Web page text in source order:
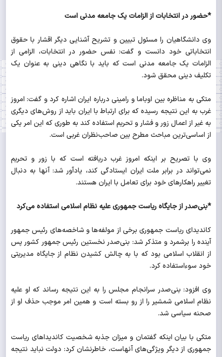
*حضور در انتخابات از الزامات یک جامعه مدنی است
وی دانشگاهیان را مسئول تبیین و تشریح آشنایی دیگر اقشار با حقوق
انتخاباتی خود دانست و گفت: نفس حضور در انتخابات، الزامی از
الزامات یک جامعه مدنی است که باید با نگاهی دینی به عنوان یک
تکلیف دینی محقق شود.
متکی به مناظره بین اوباما و رامینی درباره ایران اشاره کرد و گفت: امروز
غرب به این نتیجه رسیده که برای ارتباط با ایران باید از روش‌های دیگری
به غیر از اعمال زور و فشار و تحریم استفاده کند به طوری که این امر یکی
از اساسی‌ترین مباحث مطرح بین صاحب‌نظران غربی است.
وی با تصریح بر اینکه امروز غرب دریافته است که با زور و تحریم
نمی‌تواند در برابر ملت ایران ایستادگی کند، یادآور شد: آنها به دنبال
تغییر راهکارهای خود برای تعامل با ایران هستند.
*بنی‌صدر از جایگاه ریاست جمهوری علیه نظام اسلامی استفاده می‌کرد
کاندیدای ریاست جمهوری برخی از مولفه‌ها و شاخصه‌های رئیس جمهور
آینده را برشمرد و متذکر شد: بنی‌صدر نخستین رئیس جمهور کشور پس
از انقلاب اسلامی بود که با به چالش کشیدن نظام از جایگاه مدیریتی
خود سوءاستفاده کرد.
وی افزود: بنی‌صدر سرانجام مجلس را به این نتیجه رساند که او علیه
نظام اسلامی شمشیر را از رو بسته است و همین امر موجب حذف او از
صحنه سیاسی شد.
متکی با بیان اینکه گفتمان و میزان جذبه شخصیت کاندیداهای ریاست
جمهوری از دیگر ویژگی‌های آنهاست، خاطرنشان کرد: دولت نباید نتیجه